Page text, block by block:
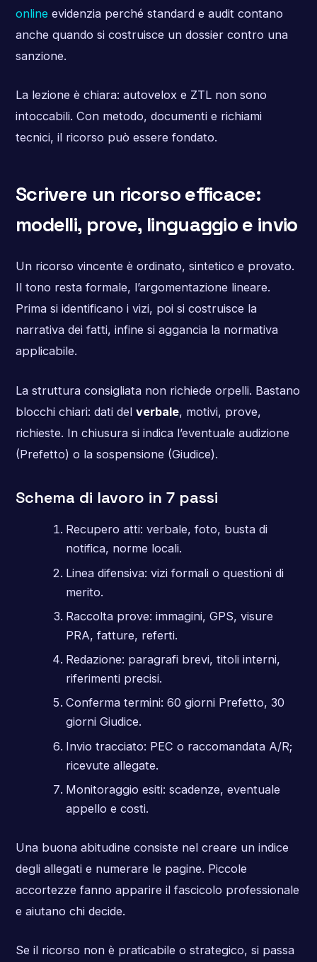
online evidenzia perché standard e audit contano
anche quando si costruisce un dossier contro una
sanzione.
La lezione è chiara: autovelox e ZTL non sono
intoccabili. Con metodo, documenti e richiami
tecnici, il ricorso può essere fondato.
Scrivere un ricorso efficace:
modelli, prove, linguaggio e invio
Un ricorso vincente è ordinato, sintetico e provato.
Il tono resta formale, l’argomentazione lineare.
Prima si identificano i vizi, poi si costruisce la
narrativa dei fatti, infine si aggancia la normativa
applicabile.
La struttura consigliata non richiede orpelli. Bastano
blocchi chiari: dati del verbale, motivi, prove,
richieste. In chiusura si indica l’eventuale audizione
(Prefetto) o la sospensione (Giudice).
Schema di lavoro in 7 passi
Recupero atti: verbale, foto, busta di
notifica, norme locali.
Linea difensiva: vizi formali o questioni di
merito.
Raccolta prove: immagini, GPS, visure
PRA, fatture, referti.
Redazione: paragrafi brevi, titoli interni,
riferimenti precisi.
Conferma termini: 60 giorni Prefetto, 30
giorni Giudice.
Invio tracciato: PEC o raccomandata A/R;
ricevute allegate.
Monitoraggio esiti: scadenze, eventuale
appello e costi.
Una buona abitudine consiste nel creare un indice
degli allegati e numerare le pagine. Piccole
accortezze fanno apparire il fascicolo professionale
e aiutano chi decide.
Se il ricorso non è praticabile o strategico, si passa